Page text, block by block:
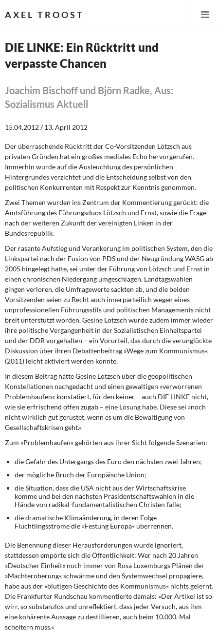
AXEL TROOST
Startseite
Themen
Steuer- und Finanzpolitik
Öffentliche Infrastruktur und Daseinsvorsorge
Eurokrise und Griechenland
DIE LINKE
Weitere Themen
Memo-Gruppe
Institut Solidarische Moderne
Rosa-Luxemburg-Stiftung
Über mich
Kontakt
DIE LINKE: Ein Rücktritt und
verpasste Chancen
Joachim Bischoff und Björn Radke, Aus:
Sozialismus Aktuell
15.04.2012 / 13. April 2012
Der überraschende Rücktritt der Co-Vorsitzenden Lötzsch aus
privaten Gründen hat ein großes mediales Echo hervorgerufen.
Immerhin wurde auf die Ausleuchtung des persönlichen
Hintergrundes verzichtet und die Entscheidung selbst von den
politischen Konkurrenten mit Respekt zur Kenntnis genommen.
Zwei Themen wurden ins Zentrum der Kommentierung gerückt: die
Amtsführung des Führungsduos Lötzsch und Ernst, sowie die Frage
nach der weiteren Zukunft der vereinigten Linken in der
Bundesrepublik.
Der rasante Aufstieg und Verankerung im politischen System, den die
Linkspartei nach der Fusion von PDS und der Neugründung WASG ab
2005 hingelegt hatte, sei unter der Führung von Lötzsch und Ernst in
einen chronischen Niedergang umgeschlagen. Landtagswahlen
gingen verloren, die Umfragewerte sackten ab, und die beiden
Vorsitzenden seien zu Recht auch innerparteilich wegen eines
unprofessionellen Führungsstils und politischen Managements nicht
breit unterstützt worden. Gesine Lötzsch wurde zudem immer wieder
ihre politische Vergangenheit in der Sozialistischen Einheitspartei
und der DDR vorgehalten – ein Vorurteil, das durch die verunglückte
Diskussion über ihren Debattenbeitrag »Wege zum Kommunismus«
(2011) leicht aktiviert werden konnte.
In diesem Beitrag hatte Gesine Lötzsch über die geopolitischen
Konstellationen nachgedacht und einen gewaltigen »verworrenen
Problemhaufen« konstatiert, für den keiner – auch DIE LINKE nicht,
wie sie erfrischend offen zugab – eine Lösung habe. Diese sei »noch
nicht wirklich gut gerüstet, wenn es um die Bewältigung von
Gesellschaftskrisen geht.«
Zum »Problemhaufen« gehörten aus ihrer Sicht folgende Szenarien:
die Gefahr des Untergangs des Euro den nächsten zwei Jahren;
der mögliche Bruch der Europäische Union;
die Situation, dass die USA nicht aus der Wirtschaftskrise
komme und bei den nächsten Präsidentschaftswahlen in die
Hände von radikal-fundamentalistischen Christen falle;
die dramatische Klimaänderung, in deren Folge
Flüchtlingsströme die »Festung Europa« überrennen.
Die Benennung dieser Herausforderungen wurde ignoriert,
stattdessen empörte sich die Öffentlichkeit: Wer nach 20 Jahren
»Deutscher Einheit« noch immer von Rosa Luxemburgs Plänen der
»Machteroberung« schwärme und den Systemwechsel propagiere,
habe aus der »blutigen Geschichte des Kommunismus« nichts gelernt.
Die Frankfurter Rundschau kommentierte damals: »Der Artikel ist so
wirr, so substanzlos und unreflektiert, dass jeder Versuch, aus ihm
eine kohärente Aussage zu destillieren, auch beim 10.000. Mal
scheitern muss.«